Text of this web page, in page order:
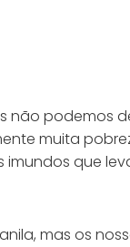
não podemos
muita
que
mas os